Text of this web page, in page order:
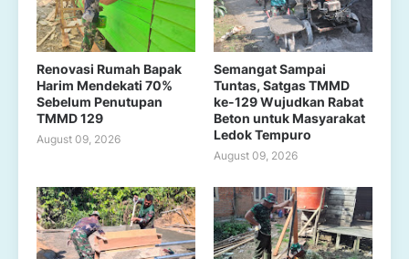
Renovasi Rumah Bapak
Harim Mendekati 70%
Sebelum Penutupan
TMMD 129
August 09, 2026
Semangat Sampai
Tuntas, Satgas TMMD
ke-129 Wujudkan Rabat
Beton untuk Masyarakat
Ledok Tempuro
August 09, 2026